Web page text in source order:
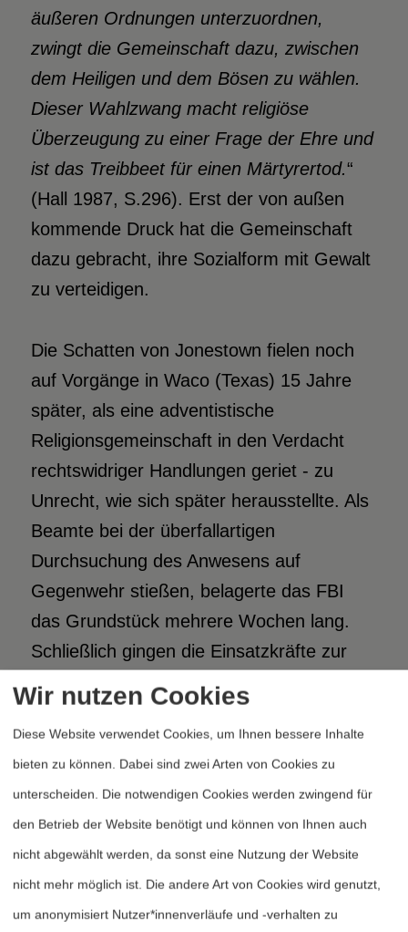
äußeren Ordnungen unterzuordnen,
zwingt die Gemeinschaft dazu, zwischen
dem Heiligen und dem Bösen zu wählen.
Dieser Wahlzwang macht religiöse
Überzeugung zu einer Frage der Ehre und
ist das Treibbeet für einen Märtyrertod.“
(Hall 1987, S.296). Erst der von außen
kommende Druck hat die Gemeinschaft
dazu gebracht, ihre Sozialform mit Gewalt
zu verteidigen.
Die Schatten von Jonestown fielen noch
auf Vorgänge in Waco (Texas) 15 Jahre
später, als eine adventistische
Religionsgemeinschaft in den Verdacht
rechtswidriger Handlungen geriet - zu
Unrecht, wie sich später herausstellte. Als
Beamte bei der überfallartigen
Durchsuchung des Anwesens auf
Gegenwehr stießen, belagerte das FBI
das Grundstück mehrere Wochen lang.
Schließlich gingen die Einsatzkräfte zur
gewaltsamen »Befreiung« über. 74 Tote
wurden nach dem Angriff gezählt. Der
Blick der Untersuchungskommission, die
die Clinton-Regierung dazu einsetzte, fiel
auch auf unausgesprochene Annahmen
der Einsatzleitung. Die Beamten waren
davon überzeugt, dass Religion ein innerer
persönlicher Glaube sei, der mit äußeren
gemeinschaftlichen, gar gewalttätigen
Wir nutzen Cookies
Diese Website verwendet Cookies, um Ihnen bessere Inhalte
bieten zu können. Dabei sind zwei Arten von Cookies zu
unterscheiden. Die notwendigen Cookies werden zwingend für
den Betrieb der Website benötigt und können von Ihnen auch
nicht abgewählt werden, da sonst eine Nutzung der Website
nicht mehr möglich ist. Die andere Art von Cookies wird genutzt,
um anonymisiert Nutzer*innenverläufe und -verhalten zu